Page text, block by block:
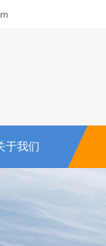
于我们